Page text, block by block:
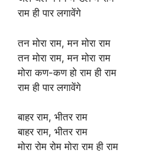
राम ही पार लगावेंगे
तन मोरा राम, मन मोरा राम
तन मोरा राम, मन मोरा राम
मोरा कण-कण हो राम ही राम
राम ही पार लगावेंगे
बाहर राम, भीतर राम
बाहर राम, भीतर राम
मोरा रोम रोम मोरा राम ही राम